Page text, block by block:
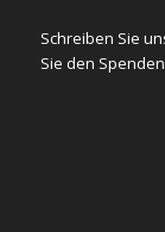
Schreiben Sie
Sie den